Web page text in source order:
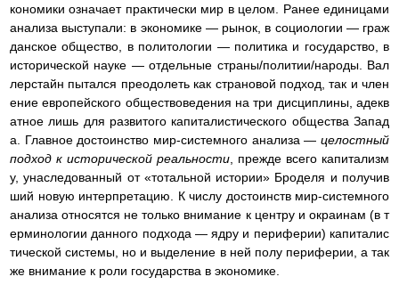
кономики означает практически мир в целом. Ранее единицами
анализа выступали: в экономике — рынок, в социологии — граж
данское общество, в политологии — политика и государство, в
исторической науке — отдельные страны/политии/народы. Вал
лерстайн пытался преодолеть как страновой подход, так и член
ение европейского обществоведения на три дисциплины, адекв
атное лишь для развитого капиталистического общества Запад
а. Главное достоинство мир-системного анализа — целостный
подход к исторической реальности , прежде всего капитализм
у, унаследованный от «тотальной истории» Броделя и получив
ший новую интерпретацию. К числу достоинств мир-системного
анализа относятся не только внимание к центру и окраинам (в т
ерминологии данного подхода — ядру и периферии) капиталис
тической системы, но и выделение в ней полу периферии, а так
же внимание к роли государства в экономике.